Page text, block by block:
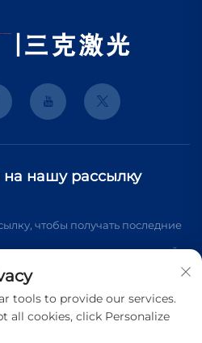
на нашу рассылку
чтобы получать последние
и экспертные мнения нашей
tools to provide our services.
all cookies, click Personalize